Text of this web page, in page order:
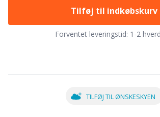
Tilføj til indkøbskurv
Forventet leveringstid: 1-2
TILFØJ TIL ØNSKESKYEN